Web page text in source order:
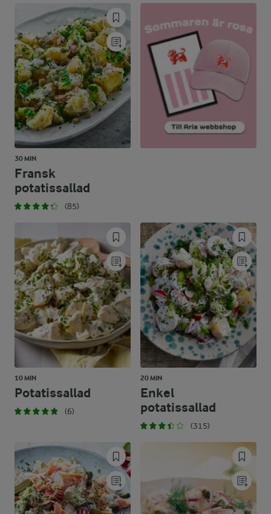
Kolhydrater:
15 %
33 g
30 MIN
Fransk
potatissallad
(85)
10 MIN
Potatissallad
(6)
20 MIN
Enkel
potatissallad
(315)